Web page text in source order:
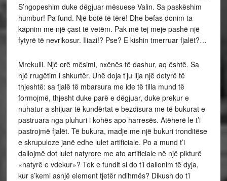
S’ngopeshim duke dëgjuar mësuese Valin. Sa paskëshim
humbur! Pa fund. Një botë të tërë! Dhe befas donim ta
kapnim me një çast të vetëm. Pak më tej meje pashë një
fytyrë të nevrikosur. Iliazi!? Pse? E kishin tmerruar fjalët?…
Mrekulli. Një orë mësimi, nxënës të dashur, aq është. Sa
një rrugëtim i shkurtër. Unë doja t’ju lija një detyrë të
thjeshtë: sa fjalë të mbarsura me ide të tilla mund të
formojmë, thjesht duke parë e dëgjuar, duke prekur e
nuhatur a shijuar të kundërtat e bezdisura me të bukurat e
pastruara nga pluhuri i kohës apo harresës. Atëherë le t’i
pastrojmë fjalët. Të bukura, madje me një bukuri tronditëse
e skrupuloze janë edhe lulet artificiale. Po a mund t’i
dallojmë dot lulet natyrore me ato artificiale në një pikturë
«natyrë e vdekur»? Tek e fundit si do t’i dallonim të dyja,
kur s’kemi asnjë element tjetër ndihmës? Dikush do t’i